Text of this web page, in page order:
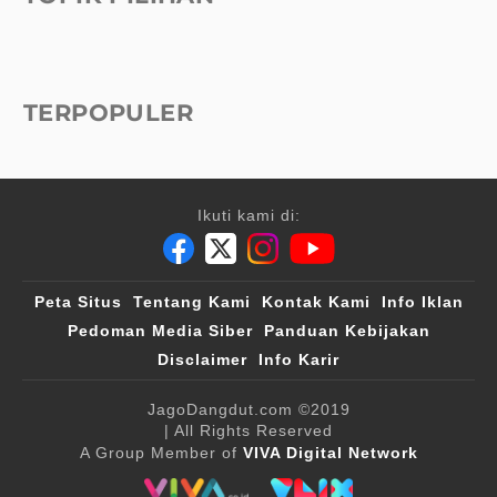
TERPOPULER
Ikuti kami di:
Peta Situs Tentang Kami Kontak Kami
Info Iklan
Pedoman Media Siber
Panduan Kebijakan
Disclaimer
Info Karir
JagoDangdut.com ©2019
| All Rights Reserved
A Group Member of VIVA Digital Network